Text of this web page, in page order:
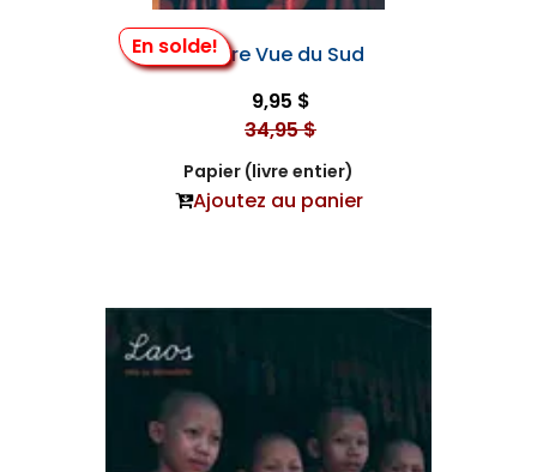
En solde!La Terre Vue du Sud
9,95 $
34,95 $
Papier (livre entier)
Ajoutez au panier